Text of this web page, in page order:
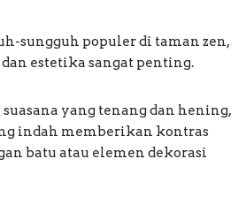
sungguh populer di taman zen,
estetika sangat penting.
yang tenang dan hening,
indah memberikan kontras
batu atau elemen dekorasi